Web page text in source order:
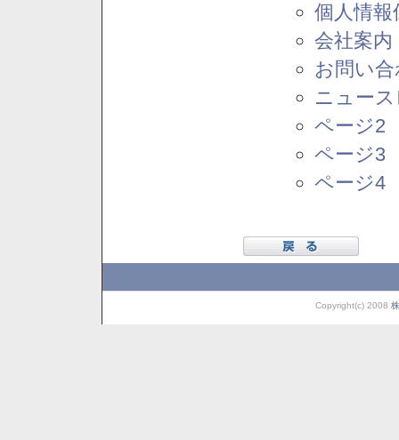
個人情報
会社案内
お問い
ニュー
ページ2
ページ3
ページ4
Copyright(c) 2008